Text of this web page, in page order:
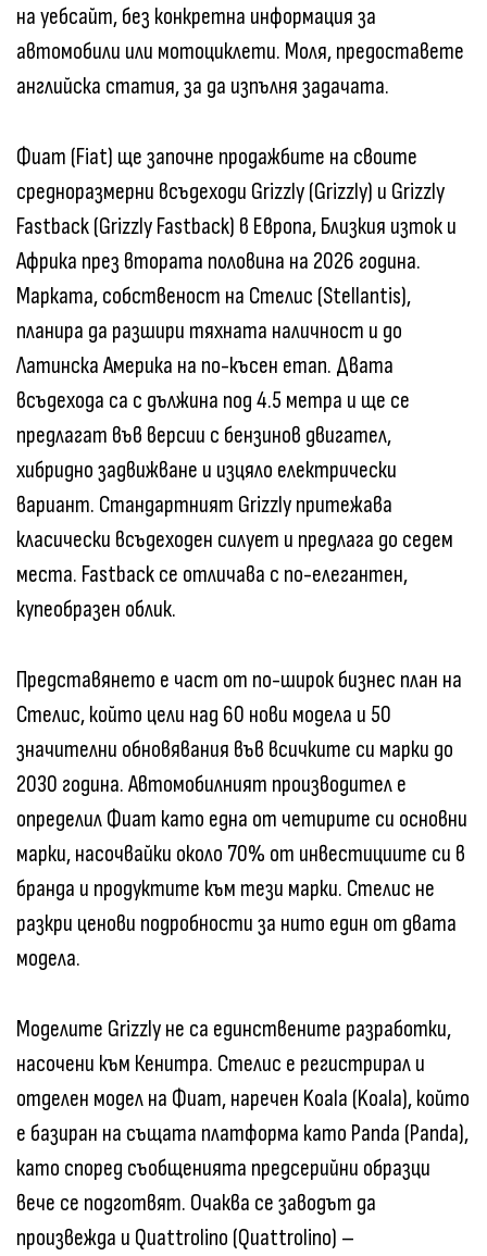
на уебсайт, без конкретна информация за
автомобили или мотоциклети. Моля, предоставете
английска статия, за да изпълня задачата.
Фиат (Fiat) ще започне продажбите на своите
средноразмерни всъдеходи Grizzly (Grizzly) и Grizzly
Fastback (Grizzly Fastback) в Европа, Близкия изток и
Африка през втората половина на 2026 година.
Марката, собственост на Стелис (Stellantis),
планира да разшири тяхната наличност и до
Латинска Америка на по-късен етап. Двата
всъдехода са с дължина под 4.5 метра и ще се
предлагат във версии с бензинов двигател,
хибридно задвижване и изцяло електрически
вариант. Стандартният Grizzly притежава
класически всъдеходен силует и предлага до седем
места. Fastback се отличава с по-елегантен,
купеобразен облик.
Представянето е част от по-широк бизнес план на
Стелис, който цели над 60 нови модела и 50
значителни обновявания във всичките си марки до
2030 година. Автомобилният производител е
определил Фиат като една от четирите си основни
марки, насочвайки около 70% от инвестициите си в
бранда и продуктите към тези марки. Стелис не
разкри ценови подробности за нито един от двата
модела.
Моделите Grizzly не са единствените разработки,
насочени към Кенитра. Стелис е регистрирал и
отделен модел на Фиат, наречен Koala (Koala), който
е базиран на същата платформа като Panda (Panda),
като според съобщенията предсерийни образци
вече се подготвят. Очаква се заводът да
произвежда и Quattrolino (Quattrolino) –